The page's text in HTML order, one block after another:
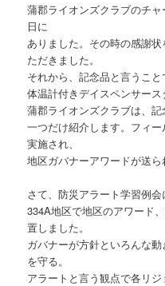
蒲郡ライオンズクラブのチ
日に
ありました。その時の感謝
ただきました。
それから、記念品と言うこと
体温計付きデイスペンサー
蒲郡ライオンズクラブは、記
一つだけ紹介します。フィ
実施され、
地区ガバナーアワードが送ら
さて、防災アラート学習例会
334A地区で地区のアワード
置しました。
ガバナーが方針といろんな
を守る。
アラートと言う観点で各リ